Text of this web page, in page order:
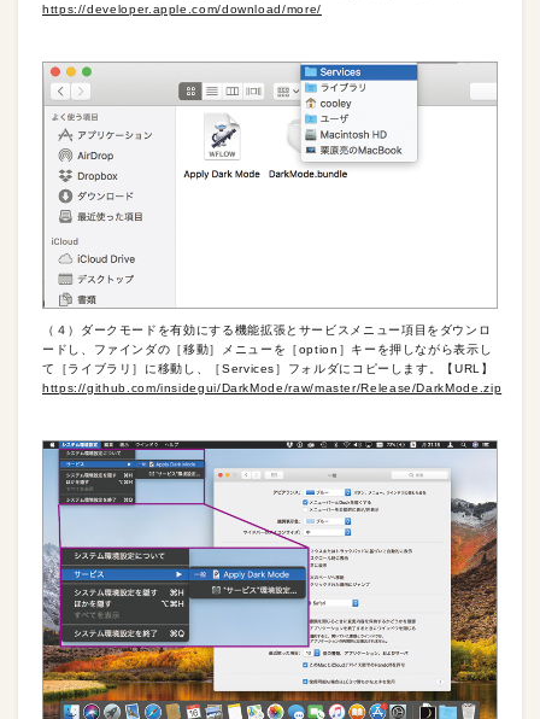
https://developer.apple.com/download/more/
（４）ダークモードを有効にする機能拡張とサービスメニュー項目をダウンロ
ードし、ファインダの［移動］メニューを［option］キーを押しながら表示し
て［ライブラリ］に移動し、［Services］フォルダにコピーします。【URL】
https://github.com/insidegui/DarkMode/raw/master/Release/DarkMode.zip